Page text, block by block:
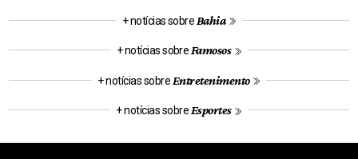
+ notícias sobre Bahia
+ notícias sobre Famosos
+ notícias sobre Entretenimento
+ notícias sobre Esportes